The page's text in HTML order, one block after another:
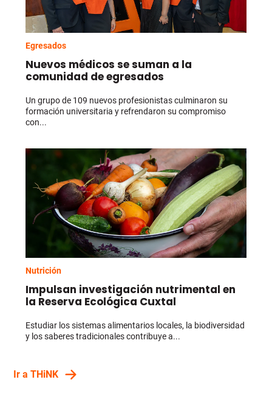
Egresados
Nuevos médicos se suman a la
comunidad de egresados
Un grupo de 109 nuevos profesionistas culminaron su
formación universitaria y refrendaron su compromiso
con...
Nutrición
Impulsan investigación nutrimental en
la Reserva Ecológica Cuxtal
Estudiar los sistemas alimentarios locales, la biodiversidad
y los saberes tradicionales contribuye a...
Ir a THiNK